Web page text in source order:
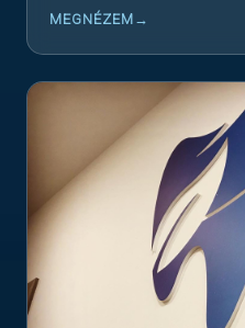
MEGNÉZEM